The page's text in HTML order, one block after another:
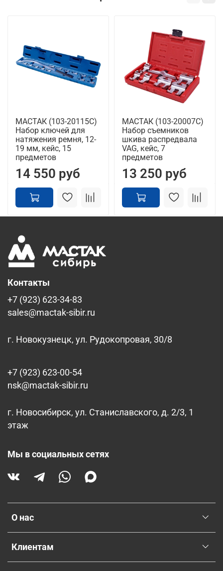
МАСТАК (103-20115C)
Набор ключей для
натяжения ремня, 12-
19 мм, кейс, 15
предметов
14 550 руб
МАСТАК (103-20007C)
Набор съемников
шкива распредвала
VAG, кейс, 7
предметов
13 250 руб
О нас
Клиентам
Контакты
+7 (923) 623-34-83
sales@mactak-sibir.ru
г. Новокузнецк, ул. Рудокопровая, 30/8
+7 (923) 623-00-54
nsk@mactak-sibir.ru
г. Новосибирск, ул. Станиславского, д. 2/3, 1
этаж
Мы в социальных сетях